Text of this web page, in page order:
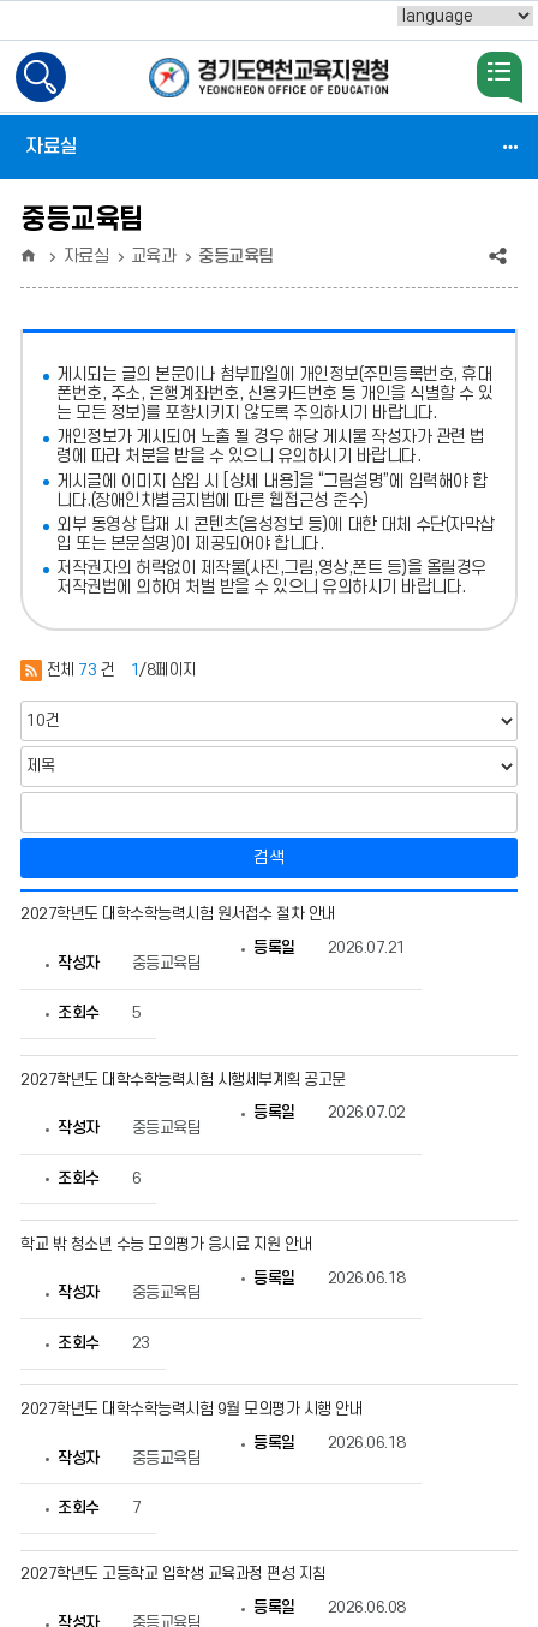
검
색
성
Powered by
자료실
중등교육팀
자료실 교육과 중등교육팀
공
(상
게시되는 글의 본문이나 첨부파일에 개인정보(주민등록번호, 휴대
폰번호, 주소, 은행계좌번호, 신용카드번호 등 개인을 식별할 수 있
는 모든 정보)를 포함시키지 않도록 주의 하시기 바랍니다.
개인정보가 게시되어 노출 될 경우 해당 게시물 작성자가 관련 법
령에 따라 처분을 받을 수 있으니 유의하시기 바랍니다.
게시글에 이미지 삽입 시 [상세 내용]을 “그림설명”에 입력해야 합
니다.(장애인차별금지법에 따른 웹접근성 준수)
외부 동영상 탑재 시 콘텐츠(음성정보 등)에 대한 대체 수단(자막삽
입 또는 본문설명)이 제공되어야 합니다.
저작권자의 허락없이 제작물(사진,그림,영상,폰트 등)을 올릴경우
저작권법에 의하여 처벌 받을 수 있으니 유의하시기 바랍니다.
전체 73 건 1 /8페이지
검색
등
의
시
물
번
작
등
록
일,
정
확
인
할
2027학년도 대학수학능력시험 원서접수 절차 안내
작성자 중등교육팀
등록일 2026.07.21
조회수 5
2027학년도 대학수학능력시험 시행세부계획 공고문
작성자 중등교육팀
등록일 2026.07.02
조회수 6
학교 밖 청소년 수능 모의평가 응시료 지원 안내
작성자 중등교육팀
등록일 2026.06.18
조회수 23
2027학년도 대학수학능력시험 9월 모의평가 시행 안내
작성자 중등교육팀
등록일 2026.06.18
조회수 7
2027학년도 고등학교 입학생 교육과정 편성 지침
작성자 중등교육팀
등록일 2026.06.08